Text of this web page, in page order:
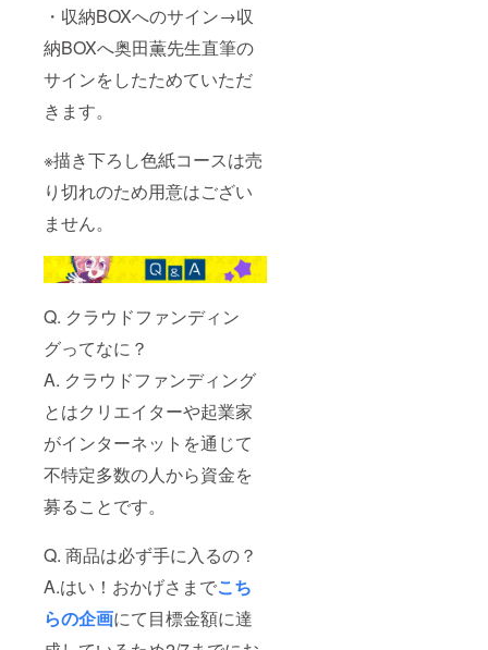
・収納BOXへのサイン→収
納BOXへ奥田薫先生直筆の
サインをしたためていただ
きます。
※描き下ろし色紙コースは売
り切れのため用意はござい
ません。
Q. クラウドファンディン
グってなに？
A. クラウドファンディング
とはクリエイターや起業家
がインターネットを通じて
不特定多数の人から資金を
募ることです。
Q. 商品は必ず手に入るの？
A.はい！おかげさまでこち
らの企画にて目標金額に達